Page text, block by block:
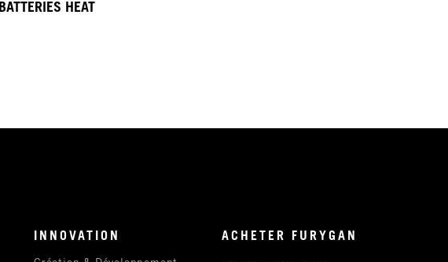
BATTERIES HEAT
INNOVATION ACHETER FURYGAN